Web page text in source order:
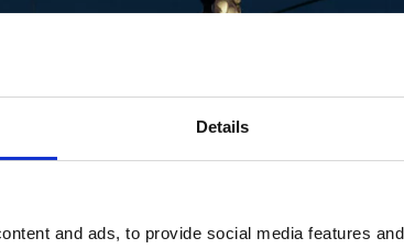
Details
and ads, to provide social media features